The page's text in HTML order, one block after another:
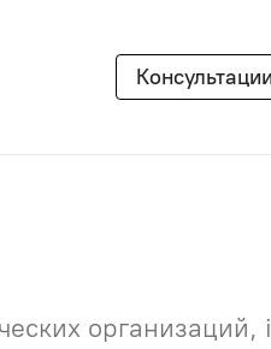
Консультации
организаций,